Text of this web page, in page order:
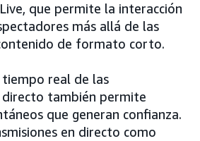
que permite la interacción
más allá de las
de formato corto.
real de las
directo también permite
que generan confianza.
en directo como